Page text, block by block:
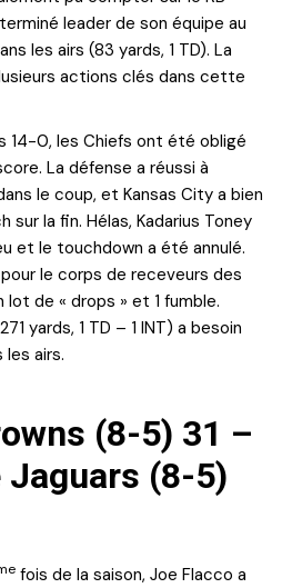
leader de son équipe au
les airs (83 yards, 1 TD). La
actions clés dans cette
14-0, les Chiefs ont été obligé
La défense a réussi à
le coup, et Kansas City a bien
sur la fin. Hélas, Kadarius Toney
et le touchdown a été annulé.
le corps de receveurs des
lot de « drops » et 1 fumble.
yards, 1 TD – 1 INT) a besoin
les airs.
(8-5) 31 –
(8-5)
fois de la saison, Joe Flacco a